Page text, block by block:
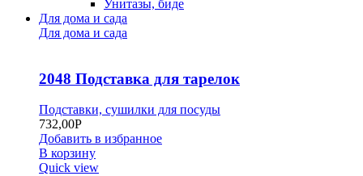
Унитазы, биде
Для дома и сада
Для дома и сада
2048 Подставка для тарелок
Подставки, сушилки для посуды
732,00Р
Добавить в избранное
В корзину
Quick view